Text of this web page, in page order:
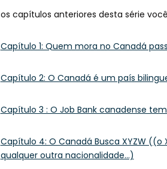
os capítulos anteriores desta série
Capítulo 1: Quem mora no Canadá
Capítulo 2: O Canadá é um país
Capítulo 3 : O Job Bank canadense
Capítulo 4: O Canadá Busca XYZW
qualquer outra nacionalidade…)